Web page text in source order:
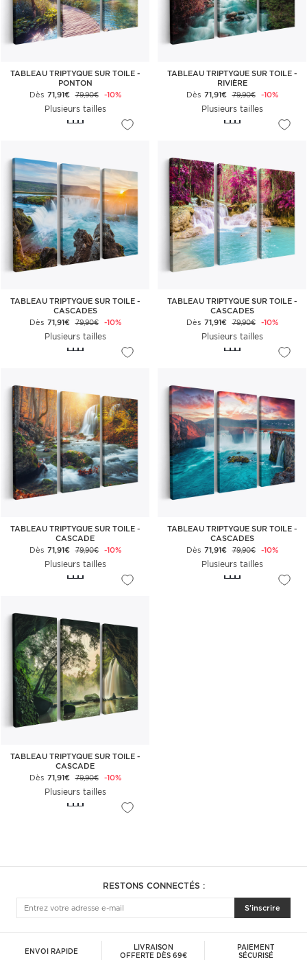
TABLEAU TRIPTYQUE SUR TOILE -
PONTON
Dès 71,91€ 79,90€ -10%
Plusieurs tailles
TABLEAU TRIPTYQUE SUR TOILE -
RIVIÈRE
Dès 71,91€ 79,90€ -10%
Plusieurs tailles
TABLEAU TRIPTYQUE SUR TOILE -
CASCADES
Dès 71,91€ 79,90€ -10%
Plusieurs tailles
TABLEAU TRIPTYQUE SUR TOILE -
CASCADES
Dès 71,91€ 79,90€ -10%
Plusieurs tailles
TABLEAU TRIPTYQUE SUR TOILE -
CASCADE
Dès 71,91€ 79,90€ -10%
Plusieurs tailles
TABLEAU TRIPTYQUE SUR TOILE -
CASCADES
Dès 71,91€ 79,90€ -10%
Plusieurs tailles
TABLEAU TRIPTYQUE SUR TOILE -
CASCADE
Dès 71,91€ 79,90€ -10%
Plusieurs tailles
RESTONS CONNECTÉS :
S'inscrire
ENVOI RAPIDE
LIVRAISON
OFFERTE DÈS 69€
PAIEMENT
SÉCURISÉ